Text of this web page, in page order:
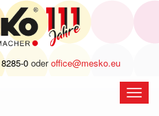
0oderoffice@mesko.eu